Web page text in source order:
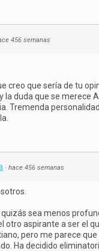
456 semanas
creo que sería de tu
la duda que se merece
Tremenda
· hace 456 semanas
quizás sea menos
otro aspirante a ser el
pero me parece
Ha decidido